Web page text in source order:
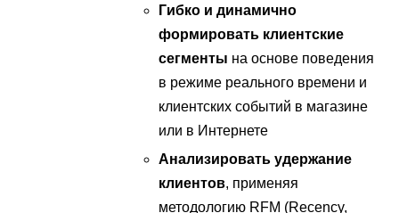
Гибко и динамично
формировать клиентские
сегменты на основе поведения
в режиме реального времени и
клиентских событий в магазине
или в Интернете
Анализировать удержание
клиентов, применяя
методологию RFM (Recency,